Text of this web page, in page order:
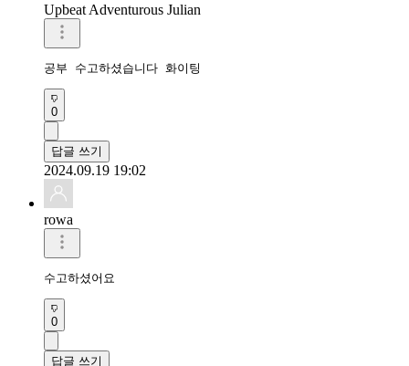
Upbeat Adventurous Julian
공부 수고하셨습니다 화이팅
0
답글 쓰기
2024.09.19 19:02
rowa
수고하셨어요
0
답글 쓰기